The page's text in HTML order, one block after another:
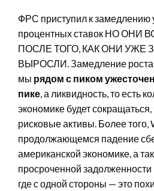
ФРС приступил к замедлению
процентных ставок НО ОНИ
ПОСЛЕ ТОГО, КАК ОНИ УЖЕ
ВЫРОСЛИ. Замедление роста
мы рядом с пиком
пике, а ликвидность, то есть
экономике будет сокращаться,
рисковые активы. Более того,
продолжающемся падение
американской экономике, а
просроченной
где с одной стороны — это